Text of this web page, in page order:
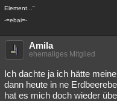
Element..."
-=ebai=-
Amila
ehemaliges Mitglied
Ich dachte ja ich hätte
dann heute in ne
hat es mich doch wieder